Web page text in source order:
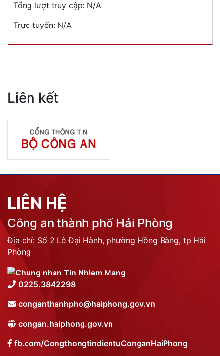
Tổng lượt truy cập: N/A
Trực tuyến: N/A
Liên kết
LIÊN HỆ
Công an thành phố Hải Phòng
Địa chỉ: Số 2 Lê Đại Hành, phường Hồng Bàng, tp Hải
Phòng
0225.3842298
conganthanhpho@haiphong.gov.vn
congan.haiphong.gov.vn
fb.com/CongthongtindientuConganHaiPhong